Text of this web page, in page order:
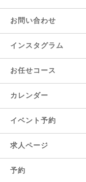
お問い合わせ
インスタグラム
お任せコース
カレンダー
イベント予約
求人ページ
予約